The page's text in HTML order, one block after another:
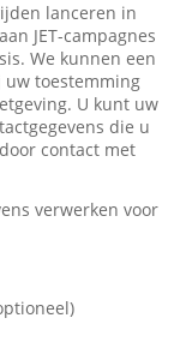
lanceren in
JET-campagnes
We kunnen een
uw toestemming
U kunt uw
die u
contact met
verwerken voor